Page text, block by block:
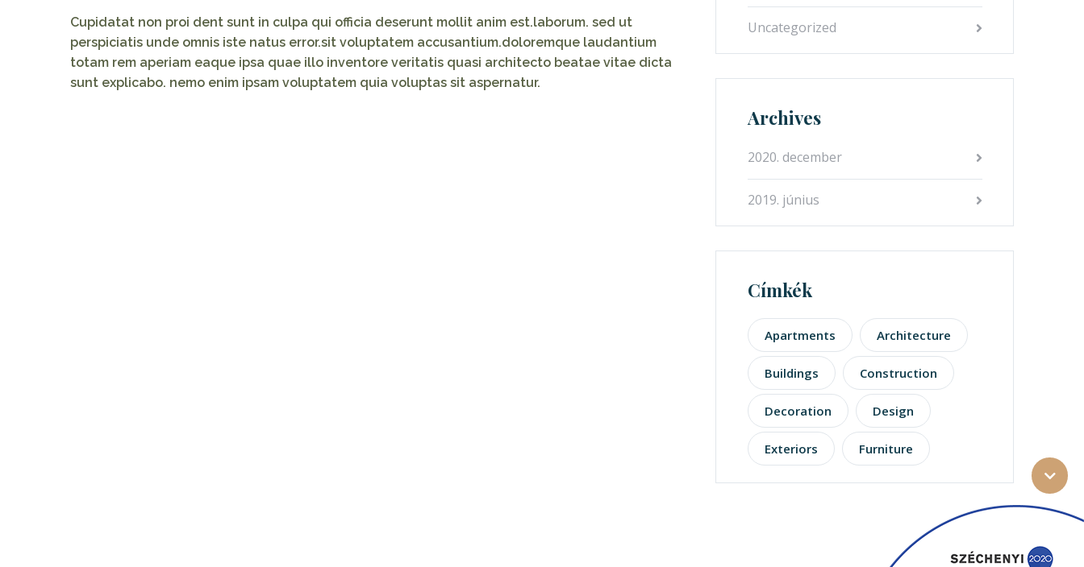
Cupidatat non proi dent sunt in culpa qui officia deserunt mollit anim est.laborum. sed ut
perspiciatis unde omnis iste natus error.sit voluptatem accusantium.doloremque laudantium
totam rem aperiam eaque ipsa quae illo inventore veritatis quasi architecto beatae vitae dicta
sunt explicabo. nemo enim ipsam voluptatem quia voluptas sit aspernatur.
Uncategorized
Archives
2020. december
2019. június
Címkék
Apartments Architecture
Buildings Construction
Decoration Design
Exteriors Furniture